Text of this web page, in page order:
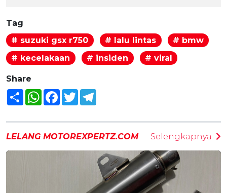
Tag
# suzuki gsx r750
# lalu lintas
# bmw
# kecelakaan
# insiden # viral
Share
Share WhatsAppFacebook
Twitter
LELANG MOTOREXPERTZ.COM Selengkapnya